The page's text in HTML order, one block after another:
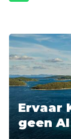
Ervaar
geen